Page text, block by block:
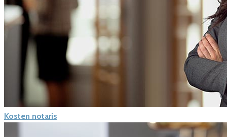
Kosten notaris